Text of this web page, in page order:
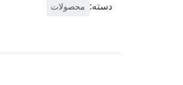
دسته: محصولات